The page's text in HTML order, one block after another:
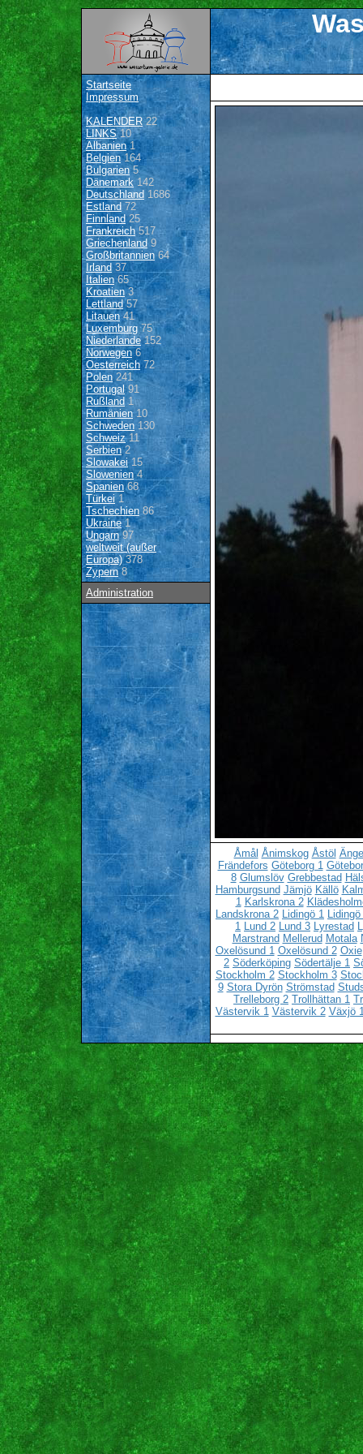
Startseite
Impressum
KALENDER22
LINKS10
Albanien1
Belgien164
Bulgarien 5
Dänemark142
Deutschland 1686
Estland 72
Finnland 25
Frankreich517
Griechenland9
Großbritannien64
Irland 37
Italien65
Kroatien3
Lettland57
Litauen41
Luxemburg 75
Niederlande152
Norwegen6
Oesterreich72
Polen 241
Portugal91
Rußland 1
Rumänien10
Schweden 130
Schweiz11
Serbien2
Slowakei15
Slowenien4
Spanien68
Türkei1
Tschechien 86
Ukraine1
Ungarn97
weltweit (außer
Europa)378
Zypern8
Administration
Åmål Ånimskog Åstöl
Frändefors Göteborg 1
8 Glumslöv Grebbestad
Hamburgsund Jämjö Källö
1 Karlskrona 2
Landskrona 2 Lidingö 1 Lidingö
1 Lund 2 Lund 3 Lyrestad
Marstrand Mellerud Motala
Oxelösund 1 Oxelösund 2 Oxie
2 Söderköping Södertälje 1
Stockholm 2 Stockholm 3
9 Stora Dyrön Strömstad
Trelleborg 2 Trollhättan 1
Västervik 1 Västervik 2 Växjö